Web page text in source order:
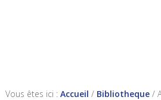
Vous êtes ici : Accueil / Bibliotheque /